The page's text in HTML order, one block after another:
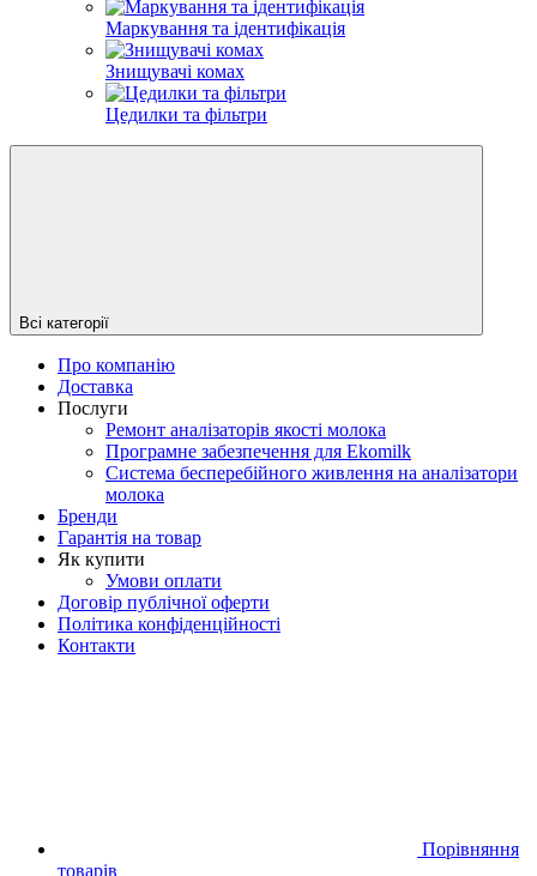
Маркування та ідентифікація
Знищувачі комах
Цедилки та фільтри
Всі категорії
Про компанію
Доставка
Послуги
Ремонт аналізаторів якості молока
Програмне забезпечення для Ekomilk
Система бесперебійного живлення на аналізатори
молока
Бренди
Гарантія на товар
Як купити
Умови оплати
Договір публічної оферти
Політика конфіденційності
Контакти
Порівняння
товарів